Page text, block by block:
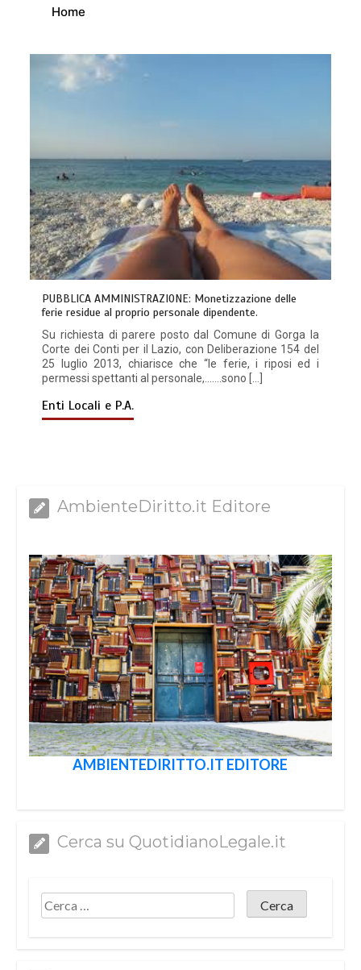
Home
PUBBLICA AMMINISTRAZIONE: Monetizzazione delle
ferie residue al proprio personale dipendente.
Su richiesta di parere posto dal Comune di Gorga la
Corte dei Conti per il Lazio, con Deliberazione 154 del
25 luglio 2013, chiarisce che “le ferie, i riposi ed i
permessi spettanti al personale,…….sono […]
Enti Locali e P.A.
AmbienteDiritto.it Editore
AMBIENTEDIRITTO.IT EDITORE
Cerca su QuotidianoLegale.it